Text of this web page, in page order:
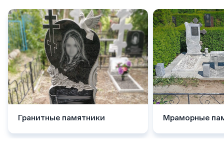
Гранитные памятники Мраморные